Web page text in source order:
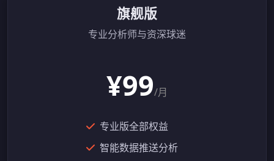
旗舰版
专业分析师与资深球迷
¥99/月
专业版全部权益
智能数据推送分析